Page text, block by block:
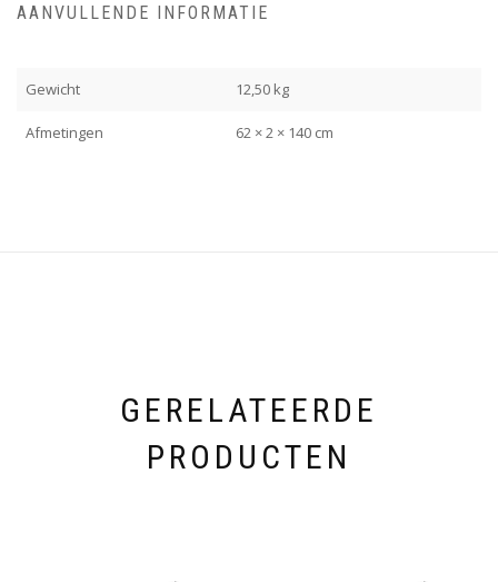
AANVULLENDE INFORMATIE
Gewicht 12,50 kg
Afmetingen 62 × 2 × 140 cm
GERELATEERDE
PRODUCTEN